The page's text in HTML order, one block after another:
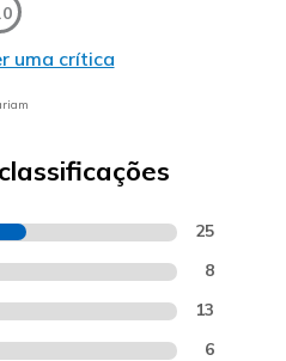
uma crítica
25
8
13
6